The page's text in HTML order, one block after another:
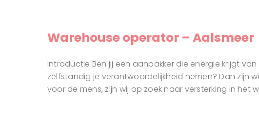
Warehouse operator – Aalsmeer
Introductie Ben jij een aanpakker die energie krijgt
zelfstandig je verantwoordelijkheid nemen? Dan zijn
voor de mens, zijn wij op zoek naar versterking in het